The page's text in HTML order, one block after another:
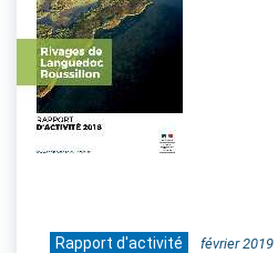
Rapport d'activité février 2019